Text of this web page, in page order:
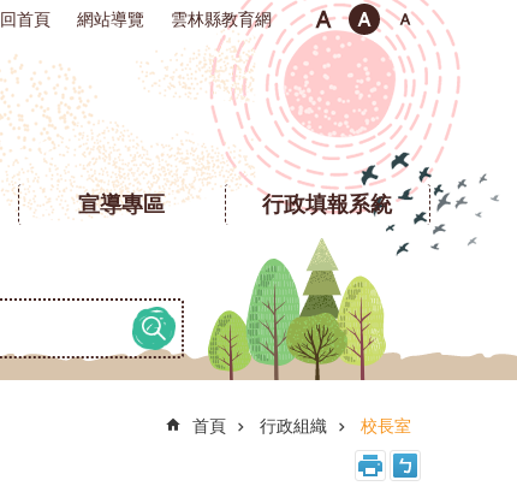
回首頁 網站導覽 雲林縣教育網
宣導專區 行政填報系統
首頁 行政組織 校長室